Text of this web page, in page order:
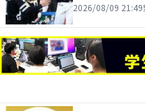
2026/08/09 21:49